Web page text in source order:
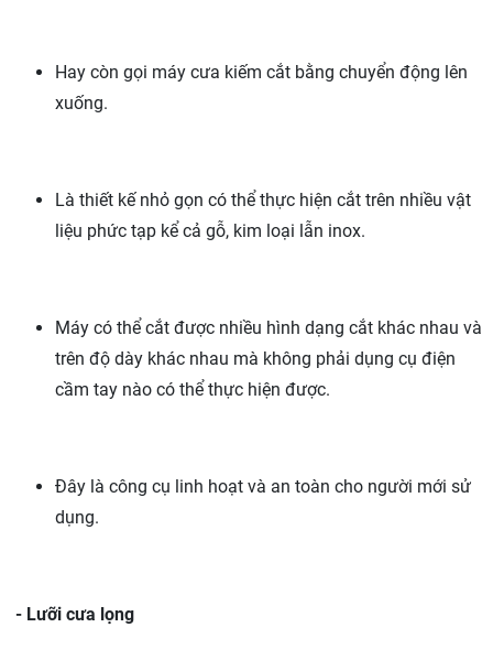
Hay còn gọi máy cưa kiếm cắt bằng chuyển động lên
xuống.
Là thiết kế nhỏ gọn có thể thực hiện cắt trên nhiều vật
liệu phức tạp kể cả gỗ, kim loại lẫn inox.
Máy có thể cắt được nhiều hình dạng cắt khác nhau và
trên độ dày khác nhau mà không phải dụng cụ điện
cầm tay nào có thể thực hiện được.
Đây là công cụ linh hoạt và an toàn cho người mới sử
dụng.
- Lưỡi cưa lọng